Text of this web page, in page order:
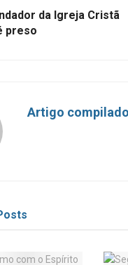
da Igreja Cristã
preso
Artigo compilado